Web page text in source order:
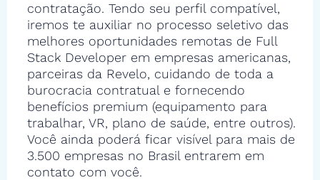
contratação. Tendo seu perfil compatível,
iremos te auxiliar no processo seletivo das
melhores oportunidades remotas de Full
Stack Developer em empresas americanas,
parceiras da Revelo, cuidando de toda a
burocracia contratual e fornecendo
benefícios premium (equipamento para
trabalhar, VR, plano de saúde, entre outros).
Você ainda poderá ficar visível para mais de
3.500 empresas no Brasil entrarem em
contato com você.